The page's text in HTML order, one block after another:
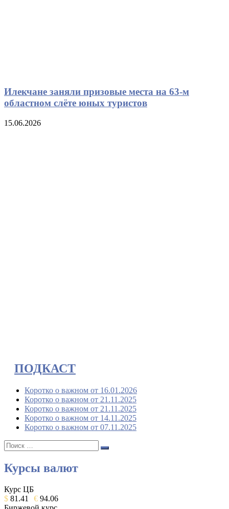
Илекчане заняли призовые места на 63-м
областном слёте юных туристов
15.06.2026
ПОДКАСТ
Коротко о важном от 16.01.2026
Коротко о важном от 21.11.2025
Коротко о важном от 21.11.2025
Коротко о важном от 14.11.2025
Коротко о важном от 07.11.2025
Поиск:
Поиск
Курсы валют
Курс ЦБ
$ 81.41 € 94.06